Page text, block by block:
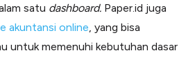
satu dashboard. Paper.id juga
akuntansi online, yang bisa
untuk memenuhi kebutuhan dasar